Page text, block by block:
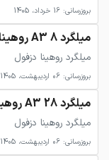
بروزرسانی: 16 خرداد، 1405
میلگرد 8 A3 روهینا دزفول
میلگرد روهینا دزفول
بروزرسانی: 06 اردیبهشت، 1405
میلگرد 28 A3 روهینا دزفول
میلگرد روهینا دزفول
بروزرسانی: 06 اردیبهشت، 1405